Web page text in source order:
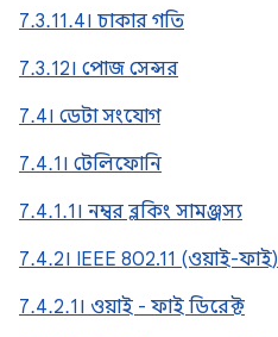
7.3.11.4। চাকার গতি
7.3.12। পোজ সেন্সর
7.4। ডেটা সংযোগ
7.4.1। টেলিফোনি
7.4.1.1। নম্বর ব্লকিং সামঞ্জস্য
7.4.2। IEEE 802.11 (ওয়াই-ফাই)
7.4.2.1। ওয়াই - ফাই ডিরেক্ট